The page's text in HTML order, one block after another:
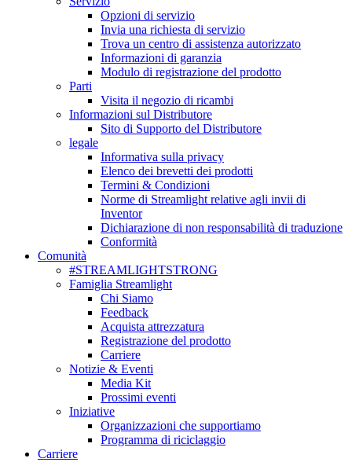
Opzioni di servizio
Invia una richiesta di servizio
Trova un centro di assistenza autorizzato
Informazioni di garanzia
Modulo di registrazione del prodotto
Parti
Visita il negozio di ricambi
Informazioni sul Distributore
Sito di Supporto del Distributore
legale
Informativa sulla privacy
Elenco dei brevetti dei prodotti
Termini & Condizioni
Norme di Streamlight relative agli invii di
Inventor
Dichiarazione di non responsabilità di traduzione
Conformità
Comunità
#STREAMLIGHTSTRONG
Famiglia Streamlight
Chi Siamo
Feedback
Acquista attrezzatura
Registrazione del prodotto
Carriere
Notizie & Eventi
Media Kit
Prossimi eventi
Iniziative
Organizzazioni che supportiamo
Programma di riciclaggio
Carriere